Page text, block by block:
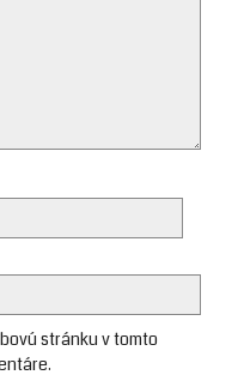
stránku v tomto